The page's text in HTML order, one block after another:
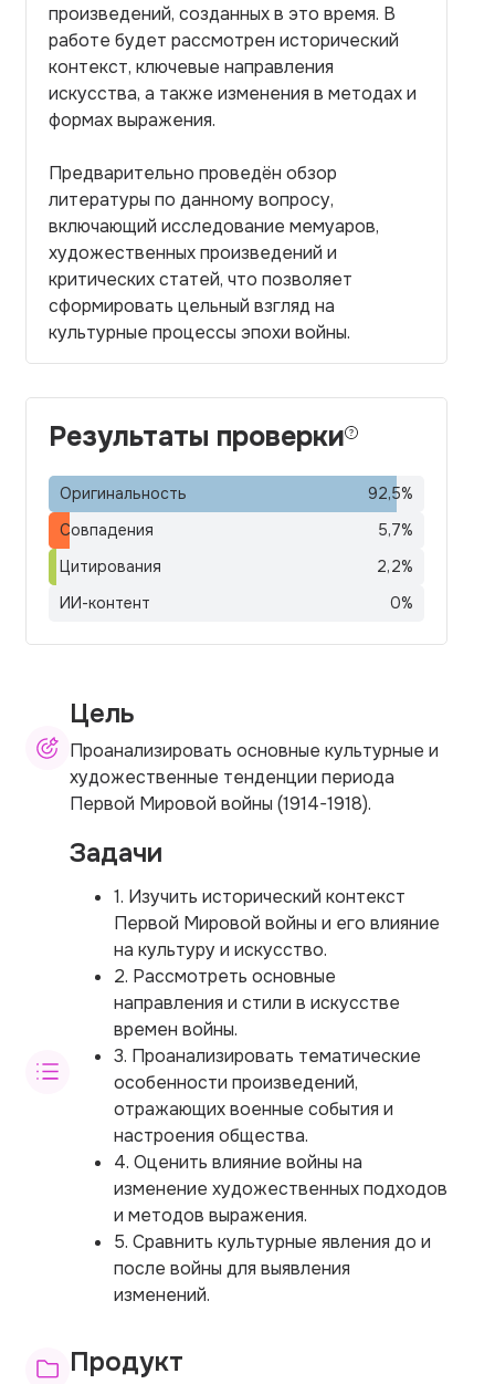
произведений, созданных в это время. В
работе будет рассмотрен исторический
контекст, ключевые направления
искусства, а также изменения в методах и
формах выражения.
Предварительно проведён обзор
литературы по данному вопросу,
включающий исследование мемуаров,
художественных произведений и
критических статей, что позволяет
сформировать цельный взгляд на
культурные процессы эпохи войны.
Результаты проверки
Оригинальность 92,5%
Совпадения
5,7%
Цитирования
2,2%
ИИ-контент
0%
Цель
Проанализировать основные культурные и
художественные тенденции периода
Первой Мировой войны (1914-1918).
Задачи
1. Изучить исторический контекст
Первой Мировой войны и его влияние
на культуру и искусство.
2. Рассмотреть основные
направления и стили в искусстве
времен войны.
3. Проанализировать тематические
особенности произведений,
отражающих военные события и
настроения общества.
4. Оценить влияние войны на
изменение художественных подходов
и методов выражения.
5. Сравнить культурные явления до и
после войны для выявления
изменений.
Продукт